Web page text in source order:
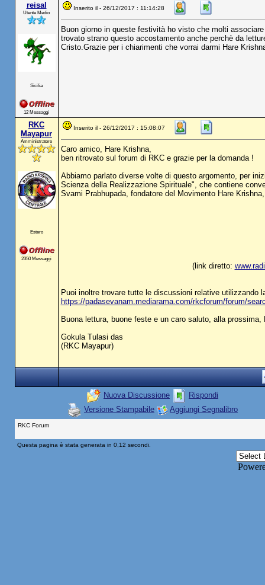
reisal
Utente Medio
Sicilia
12 Messaggi
Inserito il - 26/12/2017 : 11:14:28
Buon giorno in queste festività ho visto che molti
trovato strano questo accostamento anche perchè da
Cristo.Grazie per i chiarimenti che vorrai darmi Hare
RKC
Mayapur
Amministratore
Estero
2350 Messaggi
Inserito il - 26/12/2017 : 15:08:07
Caro amico, Hare Krishna,
ben ritrovato sul forum di RKC e grazie per la domanda !
Abbiamo parlato diverse volte di questo argomento, per
Scienza della Realizzazione Spirituale", che contiene
Svami Prabhupada, fondatore del Movimento Hare
(link diretto:
Puoi inoltre trovare tutte le discussioni relative utilizzando
https://padasevanam.mediarama.com/rkcforum/forum/
Buona lettura, buone feste e un caro saluto, alla prossima,
Gokula Tulasi das
(RKC Mayapur)
Nuova Discussione
Rispondi
Versione Stampabile
Aggiungi Segnalibro
RKC Forum
Questa pagina è stata generata in 0,12 secondi.